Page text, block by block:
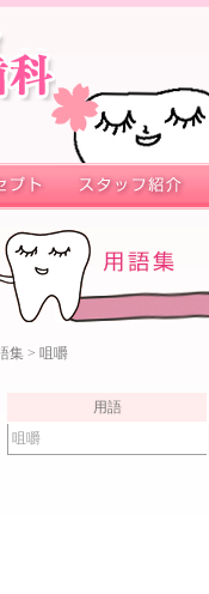
集 > 咀嚼
用語
咀嚼